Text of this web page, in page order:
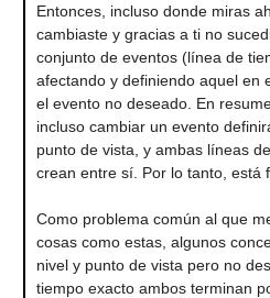
Entonces, incluso donde miras
cambiaste y gracias a ti no
conjunto de eventos (línea de
afectando y definiendo aquel en
el evento no deseado. En
incluso cambiar un evento
punto de vista, y ambas líneas
crean entre sí. Por lo tanto, está
Como problema común al que
cosas como estas, algunos
nivel y punto de vista pero no
tiempo exacto ambos terminan